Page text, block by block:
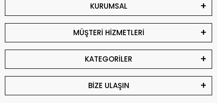
KURUMSAL
MÜŞTERİ HİZMETLERİ
KATEGORİLER
BİZE ULAŞIN